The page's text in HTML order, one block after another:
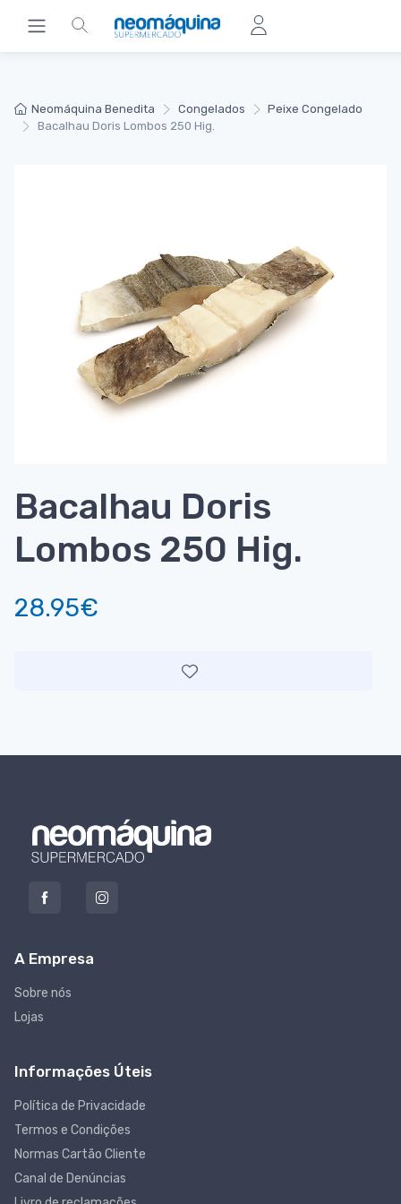
Neomáquina Benedita Congelados
Peixe Congelado
Bacalhau Doris Lombos 250 Hig.
Bacalhau Doris
Lombos 250 Hig.
28.95€
A Empresa
Sobre nós
Lojas
Informações Úteis
Política de Privacidade
Termos e Condições
Normas Cartão Cliente
Canal de Denúncias